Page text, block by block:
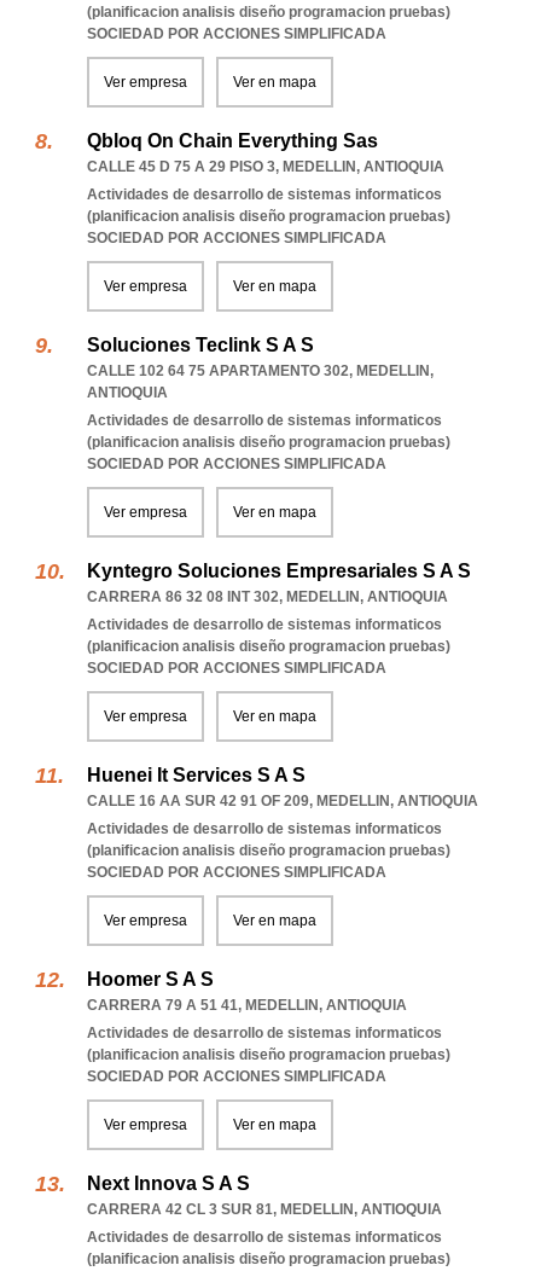
(planificacion analisis diseño programacion pruebas)
SOCIEDAD POR ACCIONES SIMPLIFICADA
Ver empresa Ver en mapa
Qbloq On Chain Everything Sas
CALLE 45 D 75 A 29 PISO 3, MEDELLIN, ANTIOQUIA
Actividades de desarrollo de sistemas informaticos
(planificacion analisis diseño programacion pruebas)
SOCIEDAD POR ACCIONES SIMPLIFICADA
Ver empresa Ver en mapa
Soluciones Teclink S A S
CALLE 102 64 75 APARTAMENTO 302, MEDELLIN,
ANTIOQUIA
Actividades de desarrollo de sistemas informaticos
(planificacion analisis diseño programacion pruebas)
SOCIEDAD POR ACCIONES SIMPLIFICADA
Ver empresa Ver en mapa
Kyntegro Soluciones Empresariales S A S
CARRERA 86 32 08 INT 302, MEDELLIN, ANTIOQUIA
Actividades de desarrollo de sistemas informaticos
(planificacion analisis diseño programacion pruebas)
SOCIEDAD POR ACCIONES SIMPLIFICADA
Ver empresa Ver en mapa
Huenei It Services S A S
CALLE 16 AA SUR 42 91 OF 209, MEDELLIN, ANTIOQUIA
Actividades de desarrollo de sistemas informaticos
(planificacion analisis diseño programacion pruebas)
SOCIEDAD POR ACCIONES SIMPLIFICADA
Ver empresa Ver en mapa
Hoomer S A S
CARRERA 79 A 51 41, MEDELLIN, ANTIOQUIA
Actividades de desarrollo de sistemas informaticos
(planificacion analisis diseño programacion pruebas)
SOCIEDAD POR ACCIONES SIMPLIFICADA
Ver empresa Ver en mapa
Next Innova S A S
CARRERA 42 CL 3 SUR 81, MEDELLIN, ANTIOQUIA
Actividades de desarrollo de sistemas informaticos
(planificacion analisis diseño programacion pruebas)